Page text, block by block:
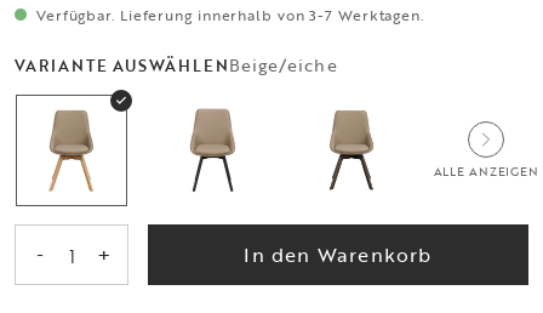
Verfügbar. Lieferung innerhalb von 3-7 Werktagen.
VARIANTE AUSWÄHLENBeige/eiche
ALLE ANZEIGEN
- 1 + In den Warenkorb